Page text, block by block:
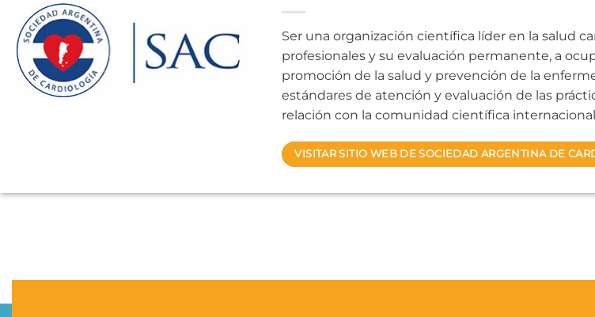
Ser una organización científica líder en la salud
profesionales y su evaluación permanente, a
promoción de la salud y prevención de la
estándares de atención y evaluación de las
relación con la comunidad científica
VISITAR SITIO WEB DE SOCIEDAD ARGENTINA DE